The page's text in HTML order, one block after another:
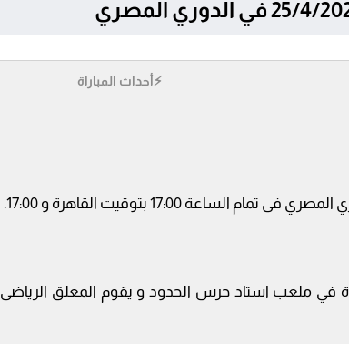
⚡أحداث المباراة
في ملعب استاد حرس الحدود و يقوم المعلق الرياضى